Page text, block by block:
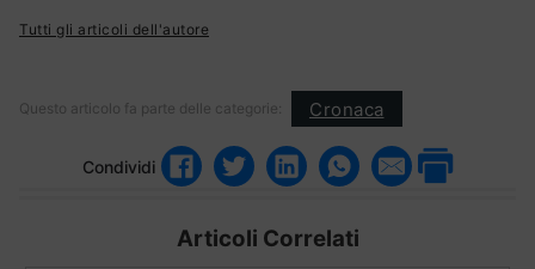
Tutti gli articoli dell'autore
Questo articolo fa parte delle categorie: Cronaca
Condividi
Articoli Correlati